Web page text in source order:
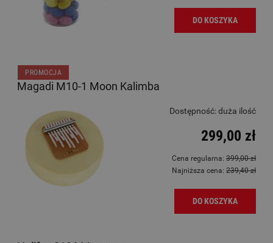
DO KOSZYKA
Magadi M10-1 Moon Kalimba
Dostępność:duża ilość
299,00 zł
Cena regularna: 399,00 zł
Najniższa cena: 239,40 zł
DO KOSZYKA
PROMOCJA